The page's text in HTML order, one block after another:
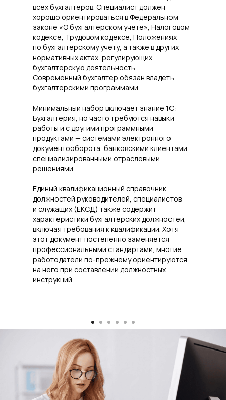
всех бухгалтеров. Специалист должен
хорошо ориентироваться в Федеральном
законе «О бухгалтерском учете», Налоговом
кодексе, Трудовом кодексе, Положениях
по бухгалтерскому учету, а также в других
нормативных актах, регулирующих
бухгалтерскую деятельность.
Современный бухгалтер обязан владеть
бухгалтерскими программами.
Минимальный набор включает знание 1С:
Бухгалтерия, но часто требуются навыки
работы и с другими программными
продуктами — системами электронного
документооборота, банковскими клиентами,
специализированными отраслевыми
решениями.
Единый квалификационный справочник
должностей руководителей, специалистов
и служащих (ЕКСД) также содержит
характеристики бухгалтерских должностей,
включая требования к квалификации. Хотя
этот документ постепенно заменяется
профессиональными стандартами, многие
работодатели по-прежнему ориентируются
на него при составлении должностных
инструкций.